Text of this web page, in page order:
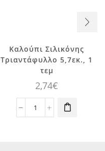
Καλούπι Σιλικόνης
Τριαντάφυλλο 5,7εκ., 1
τεμ
2,74€
Καλούπι